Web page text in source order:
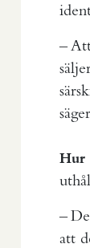
–
Hur
–
att